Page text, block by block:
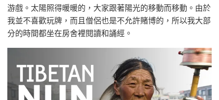
游戲。太陽照得暖暖的，大家跟著陽光的移動而移動。由於
我並不喜歡玩牌，而且僧侶也是不允許賭博的，所以我大部
分的時間都坐在房舍裡閱讀和誦經。